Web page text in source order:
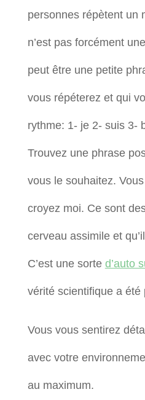
personnes répètent un
n’est pas forcément
peut être une petite
vous répéterez et qui
rythme: 1- je 2- suis 3-
Trouvez une phrase
vous le souhaitez.
croyez moi. Ce sont
cerveau assimile et
C’est une sorte d’auto
vérité scientifique a été
Vous vous sentirez
avec votre
au maximum.